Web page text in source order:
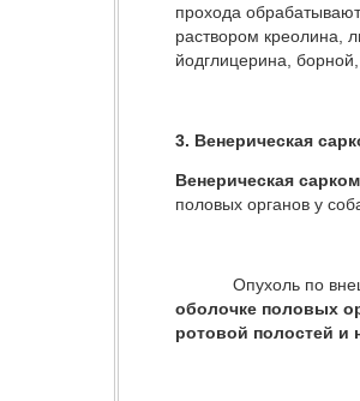
прохода
раствором креолина,
йодглицерина,
3. Венерическая
Венерическая
половых органов у
Опухоль по
оболочке половых
ротовой полостей и